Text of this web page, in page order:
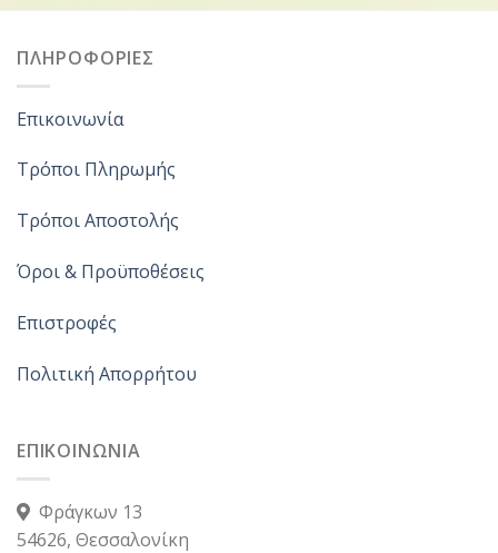
ΠΛΗΡΟΦΟΡΙΕΣ
Επικοινωνία
Τρόποι Πληρωμής
Τρόποι Αποστολής
Όροι & Προϋποθέσεις
Επιστροφές
Πολιτική Απορρήτου
ΕΠΙΚΟΙΝΩΝΙΑ
Φράγκων 13
54626, Θεσσαλονίκη